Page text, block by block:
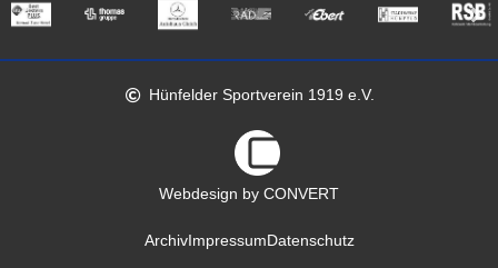
Hünfelder Sportverein 1919 e.V.
Webdesign by CONVERT
ArchivImpressum Datenschutz